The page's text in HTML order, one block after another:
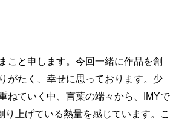
こと申します。今回一緒に作品を創
がたく、幸せに思っております。少
ねていく中、言葉の端々から、IMYで
り上げている熱量を感じています。こ